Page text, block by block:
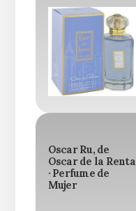
Oscar Ru, de
Oscar de la Renta
· Perfume de
Mujer